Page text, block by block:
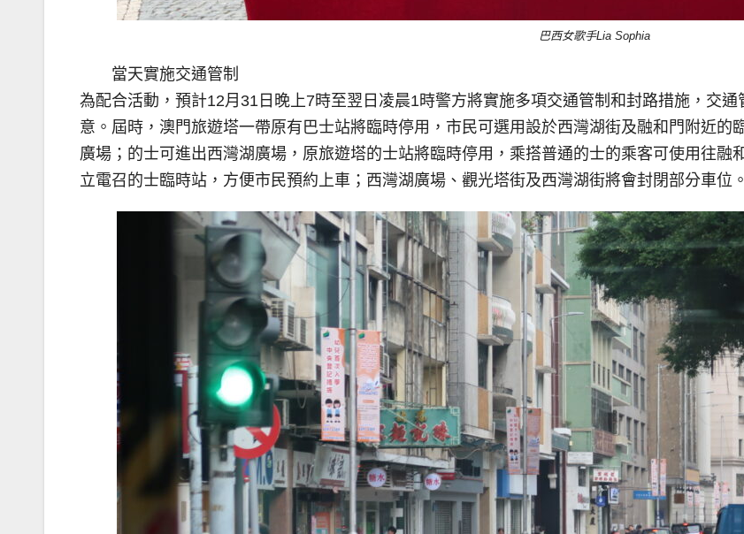
巴西女歌手Lia Sophia
當天實施交通管制
為配合活動，預計12月31日晚上7時至翌日凌晨1時警方將實施多項交通管制和封路措施，交
意。屆時，澳門旅遊塔一帶原有巴士站將臨時停用，市民可選用設於西灣湖街及融和門附近的
廣場；的士可進出西灣湖廣場，原旅遊塔的士站將臨時停用，乘搭普通的士的乘客可使用往
立電召的士臨時站，方便市民預約上車；西灣湖廣場、觀光塔街及西灣湖街將會封閉部分車位。